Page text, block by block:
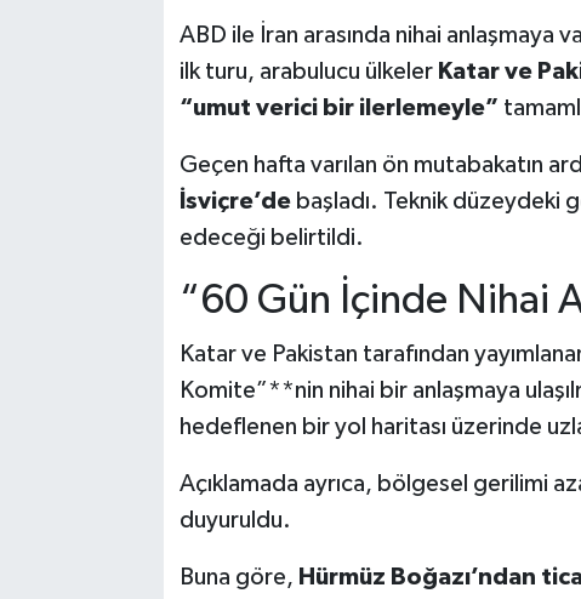
ABD ile İran arasında nihai anlaşmaya
ilk turu, arabulucu ülkeler Katar ve
“umut verici bir ilerlemeyle”
Geçen hafta varılan ön mutabakatın
İsviçre’debaşladı. Teknik düzeydeki
edeceği belirtildi.
“60 Gün İçinde Nihai
Katar ve Pakistan tarafından
Komite”**nin nihai bir anlaşmaya
hedeflenen bir yol haritası üzerinde
Açıklamada ayrıca, bölgesel gerilimi
duyuruldu.
Buna göre, Hürmüz Boğazı’ndan